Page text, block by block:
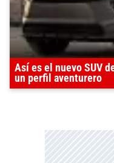
Así es el nuevo SUV
un perfil aventurero